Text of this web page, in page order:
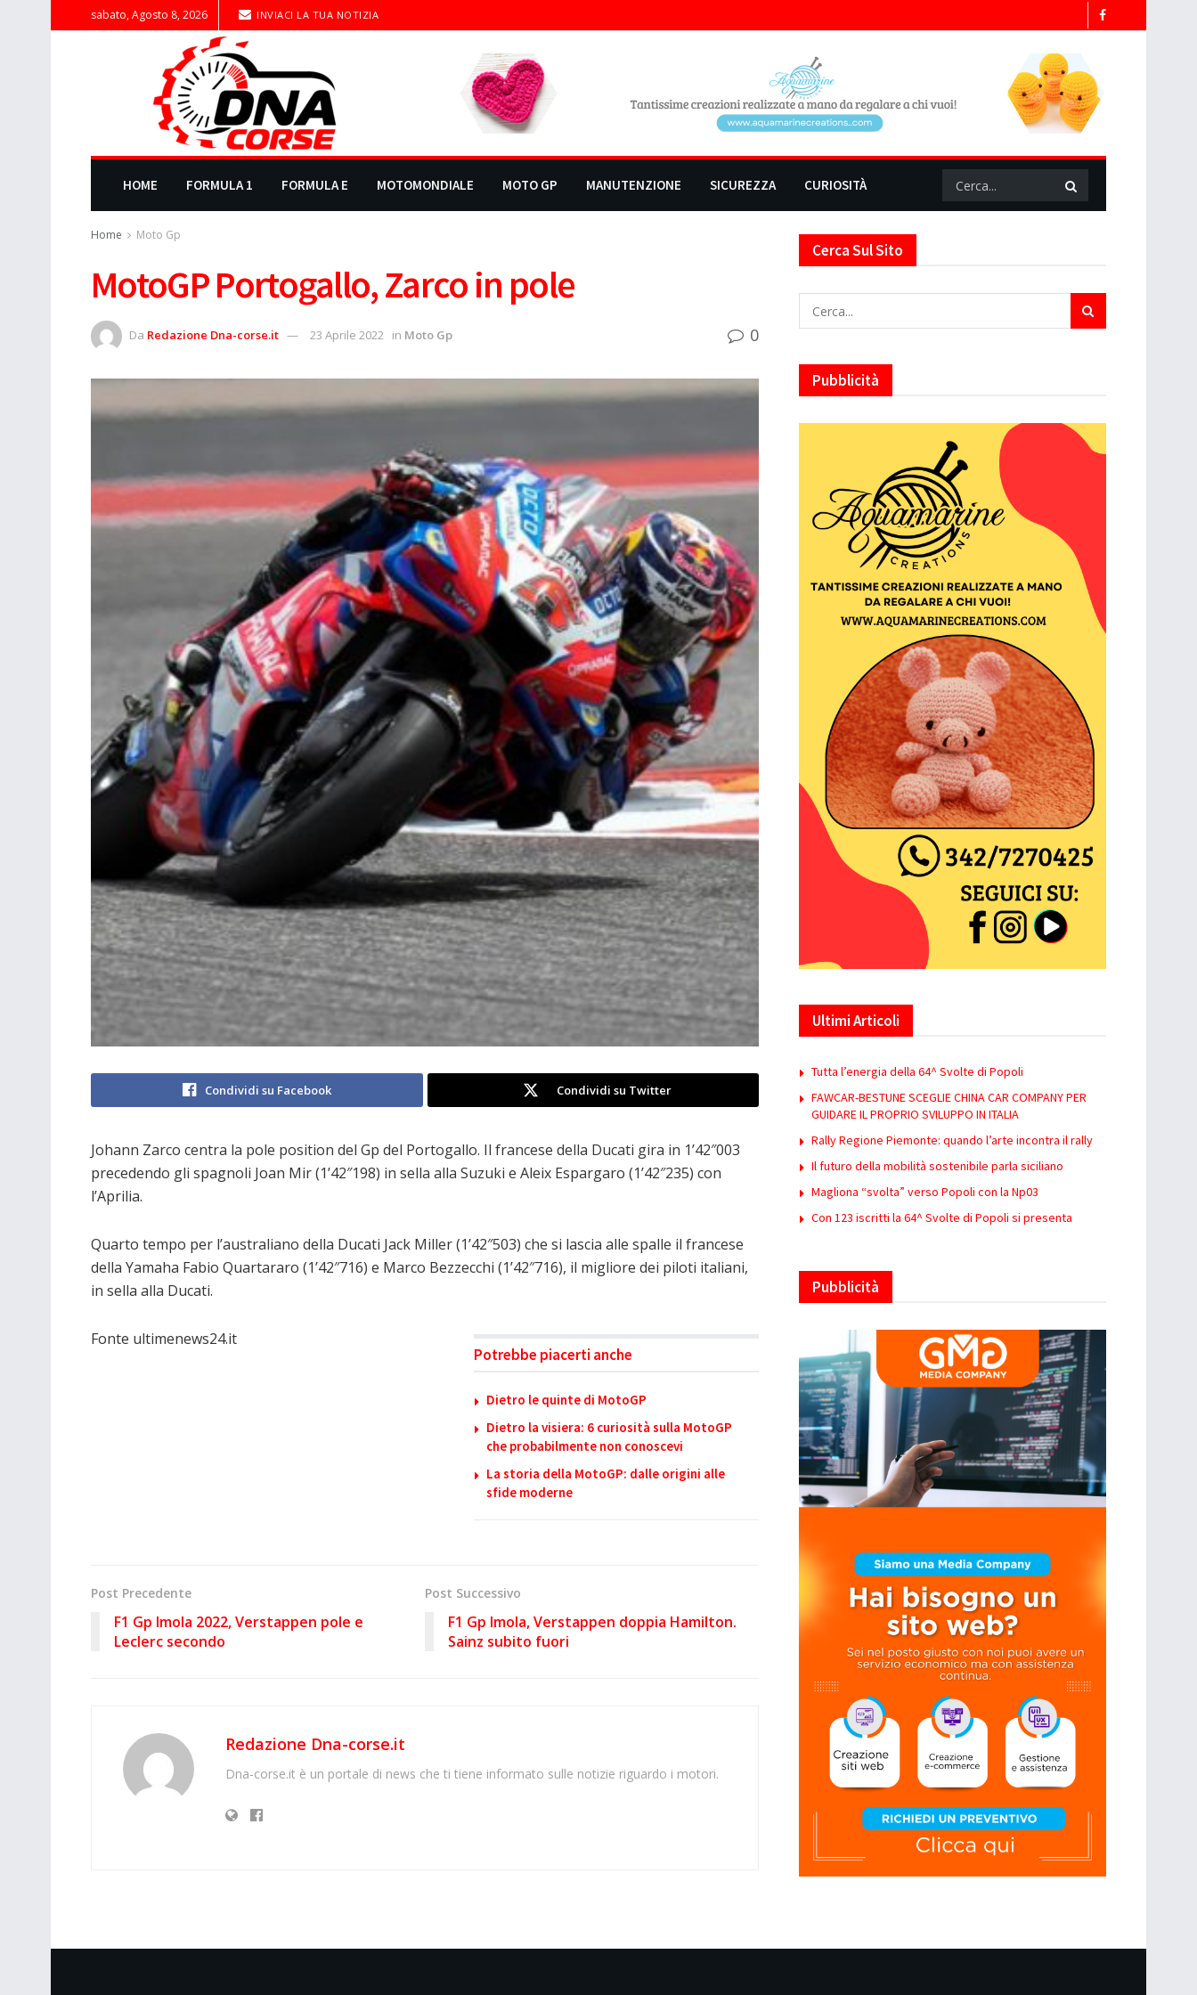
sabato, Agosto 8, 2026 INVIACI LA TUA NOTIZIA
HOME FORMULA 1 FORMULA E MOTOMONDIALE MOTO GP MANUTENZIONE SICUREZZA CURIOSITÀ
Home Moto Gp
MotoGP Portogallo, Zarco in pole
Da Redazione Dna-corse.it 23 Aprile 2022 in Moto Gp 0
Condividi su Facebook Condividi su Twitter
Johann Zarco centra la pole position del Gp del Portogallo. Il francese della Ducati gira in 1’42″003
precedendo gli spagnoli Joan Mir (1’42″198) in sella alla Suzuki e Aleix Espargaro (1’42″235) con
l’Aprilia.
Quarto tempo per l’australiano della Ducati Jack Miller (1’42″503) che si lascia alle spalle il francese
della Yamaha Fabio Quartararo (1’42″716) e Marco Bezzecchi (1’42″716), il migliore dei piloti italiani,
in sella alla Ducati.
Potrebbe piacerti anche
Dietro le quinte di MotoGP
Dietro la visiera: 6 curiosità sulla MotoGP
che probabilmente non conoscevi
La storia della MotoGP: dalle origini alle
sfide moderne
Fonte ultimenews24.it
Post Precedente
F1 Gp Imola 2022, Verstappen pole e
Leclerc secondo
Post Successivo
F1 Gp Imola, Verstappen doppia Hamilton.
Sainz subito fuori
Redazione Dna-corse.it
Dna-corse.it è un portale di news che ti tiene informato sulle notizie riguardo i motori.
Cerca Sul Sito
Pubblicità
Ultimi Articoli
Tutta l’energia della 64^ Svolte di Popoli
FAWCAR-BESTUNE SCEGLIE CHINA CAR COMPANY PER
GUIDARE IL PROPRIO SVILUPPO IN ITALIA
Rally Regione Piemonte: quando l’arte incontra il rally
Il futuro della mobilità sostenibile parla siciliano
Magliona “svolta” verso Popoli con la Np03
Con 123 iscritti la 64^ Svolte di Popoli si presenta
Pubblicità